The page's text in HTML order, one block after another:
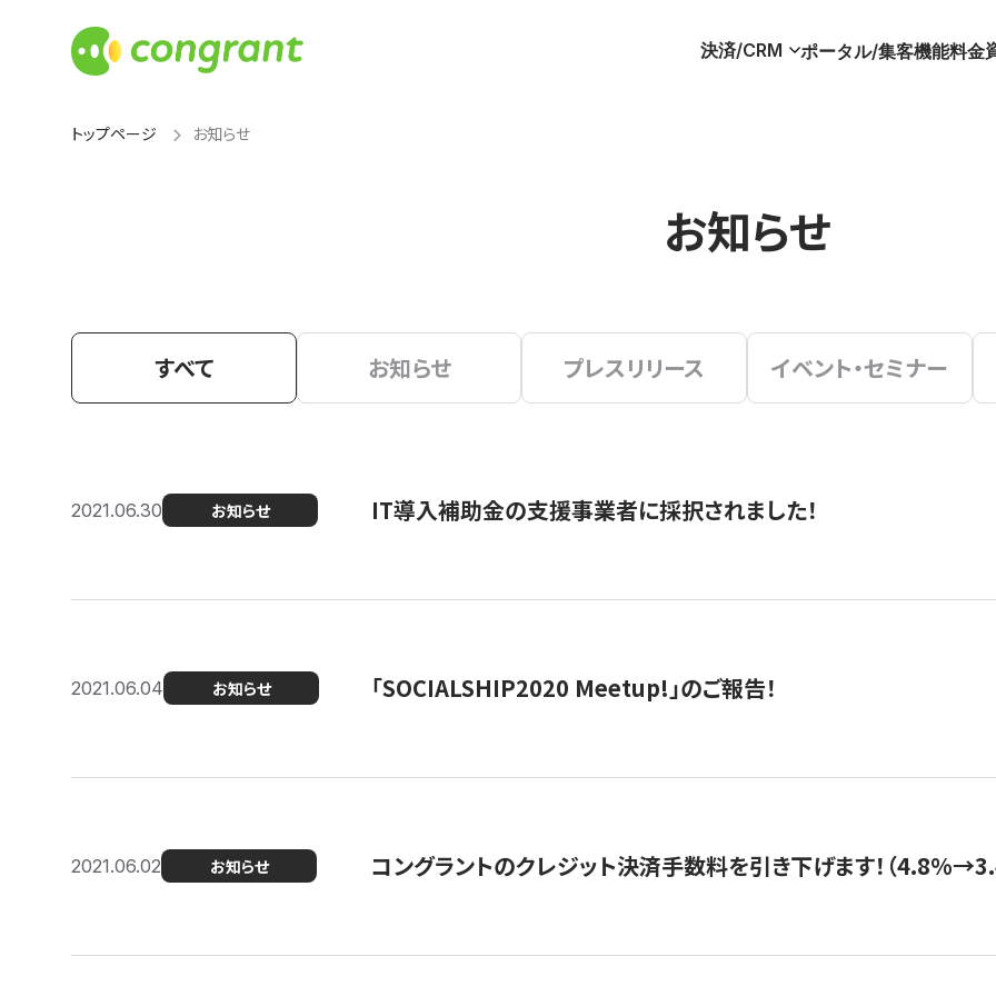
決済/CRM ポータル/集客機能料金
トップページ お知らせ
お知らせ
すべて お知らせ プレスリリース イベント・セミナー
2021.06.30 お知らせ IT導入補助金の支援事業者に採択されました！
2021.06.04 お知らせ 「SOCIALSHIP2020 Meetup!」のご報告！
2021.06.02 お知らせ コングラントのクレジット決済手数料を引き下げます！（